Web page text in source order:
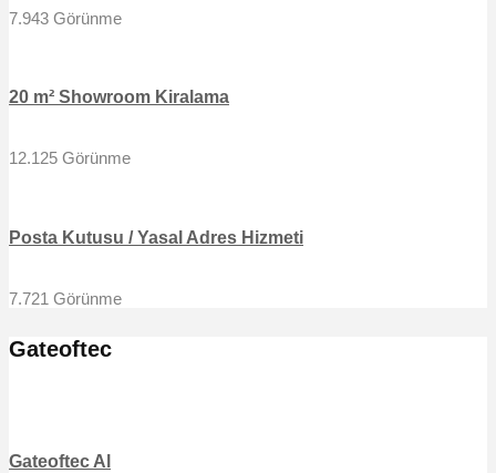
7.943 Görünme
20 m² Showroom Kiralama
12.125 Görünme
Posta Kutusu / Yasal Adres Hizmeti
7.721 Görünme
Gateoftec
Gateoftec Al